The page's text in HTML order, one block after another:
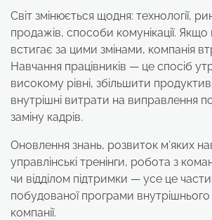
Світ змінюється щодня: технології,
продажів, способи комунікації.
встигає за цими змінами, компанія
Навчання працівників — це спосіб
високому рівні, збільшити
внутрішні витрати на виправлення
заміну кадрів.
Оновлення знань, розвиток м’яких
управлінські тренінги, робота з
чи відділом підтримки — усе це
побудованої програми
компанії.